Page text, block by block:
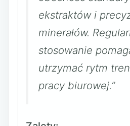
ekstraktów i
minerałów.
stosowanie
utrzymać rytm
pracy biurowej.”